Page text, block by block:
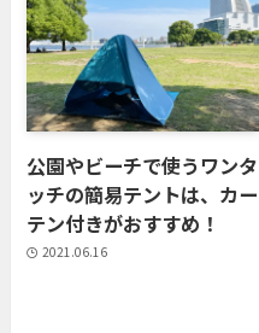
公園やビーチで使うワンタ
ッチの簡易テントは、カー
テン付きがおすすめ！
2021.06.16